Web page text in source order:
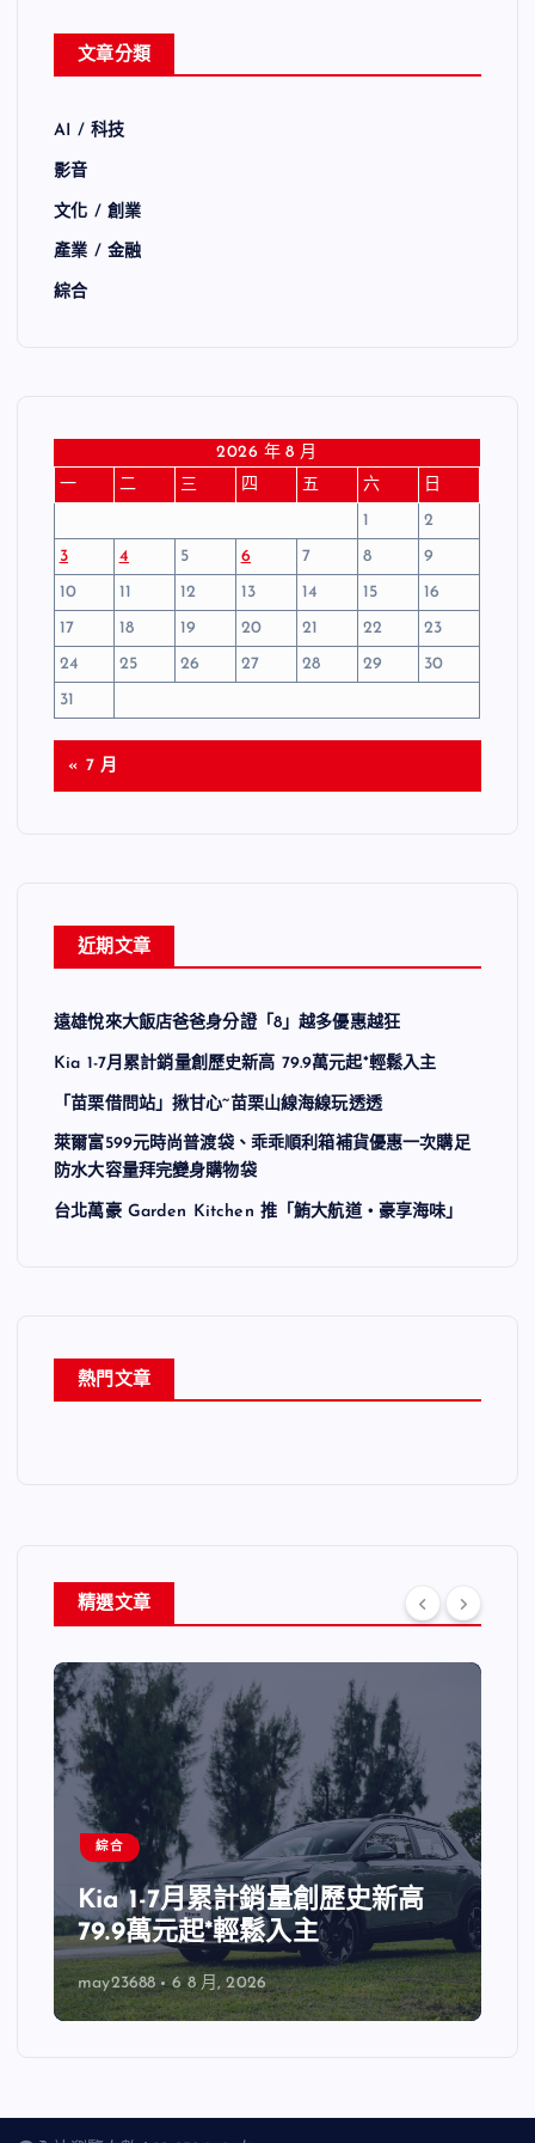
文章分類
AI / 科技
影音
文化 / 創業
產業 / 金融
綜合
2026 年 8 月
一
二 三 四 五 六
日
1
2
3
4 5 6 7 8
9
10
11 12 13 14 15
16
17
18 19 20 21 22
23
24
25 26 27 28 29
30
31
« 7 月
近期文章
遠雄悅來大飯店爸爸身分證「8」越多優惠越狂
Kia 1-7月累計銷量創歷史新高 79.9萬元起*輕鬆入主
「苗栗借問站」揪甘心~苗栗山線海線玩透透
萊爾富599元時尚普渡袋、乖乖順利箱補貨優惠一次購足
防水大容量拜完變身購物袋
台北萬豪 Garden Kitchen 推「鮪大航道・豪享海味」
熱門文章
精選文章
綜合
Kia 1-7月累計銷量創歷史新高
79.9萬元起*輕鬆入主
may23688 6 8 月, 2026